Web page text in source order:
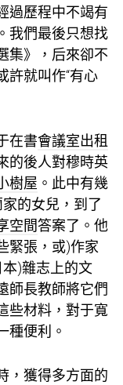
過歷程中不竭有
我們最後只想找
集》，后來卻不
許就叫作“有心
在書會議室出租
的後人對穆時英
樹屋 。此中有幾
的女兒，到了
空間答案了。他
緊張，或)作家
本)雜志上的文
師長教師將它們
些材料，對于寬
種便利。
，獲得多方面的